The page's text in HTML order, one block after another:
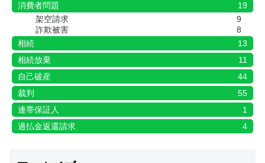
消費者問題
19
架空請求
9
詐欺被害
8
相続
13
相続放棄
11
自己破産
44
裁判
55
連帯保証人
1
過払金返還請求
4